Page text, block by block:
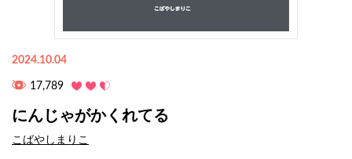
2024.10.04
17,789
にんじゃがかくれてる
こばやしまりこ